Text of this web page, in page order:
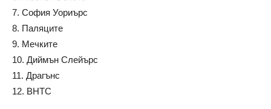
7. София Уориърс
8. Паляците
9. Мечките
10. Диймън Слейърс
11. Драгънс
12. ВНТС